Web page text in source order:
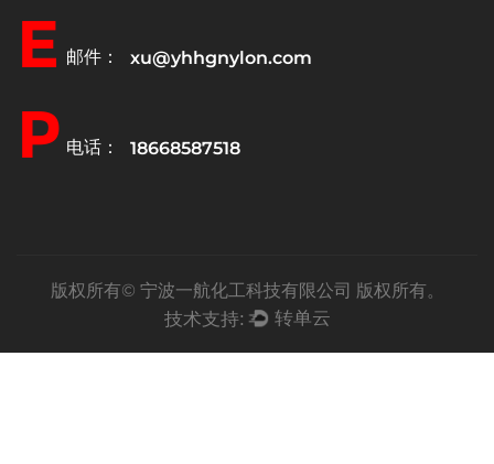
E 邮件： xu@yhhgnylon.com
P 电话： 18668587518
版权所有© 宁波一航化工科技有限公司 版权所有。